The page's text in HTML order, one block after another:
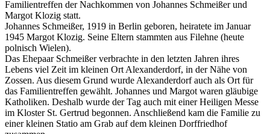
Familientreffen der Nachkommen von Johannes Schmeißer und
Margot Klozig statt.
Johannes Schmeißer, 1919 in Berlin geboren, heiratete im Januar
1945 Margot Klozig. Seine Eltern stammten aus Filehne (heute
polnisch Wielen).
Das Ehepaar Schmeißer verbrachte in den letzten Jahren ihres
Lebens viel Zeit im kleinen Ort Alexanderdorf, in der Nähe von
Zossen. Aus diesem Grund wurde Alexanderdorf auch als Ort für
das Familientreffen gewählt. Johannes und Margot waren gläubige
Katholiken. Deshalb wurde der Tag auch mit einer Heiligen Messe
im Kloster St. Gertrud begonnen. Anschließend kam die Familie zu
einer kleinen Statio am Grab auf dem kleinen Dorffriedhof